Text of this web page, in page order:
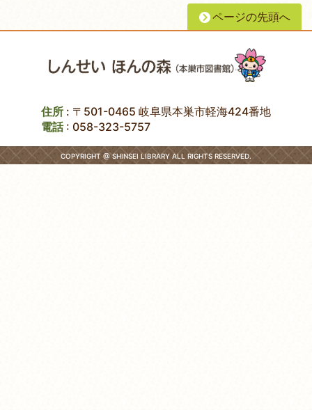
ページの先頭へ
住所 : 〒501-0465 岐阜県本巣市軽海424番地
電話: 058-323-5757
COPYRIGHT @ SHINSEI LIBRARY ALL RIGHTS RESERVED.